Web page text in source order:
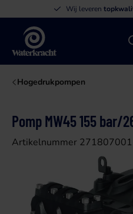
Wij leveren
Waterkracht
Hogedrukpompen
Pomp MW45 155 bar/
Artikelnummer 271807001